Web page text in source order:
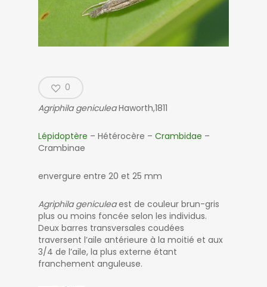
0
Agriphila geniculeaHaworth,1811
Lépidoptère – Hétérocère – Crambidae –
Crambinae
envergure entre 20 et 25 mm
Agriphila geniculeaest de couleur brun-gris
plus ou moins foncée selon les individus.
Deux barres transversales coudées
traversent l’aile antérieure à la moitié et aux
3/4 de l’aile, la plus externe étant
franchement anguleuse.